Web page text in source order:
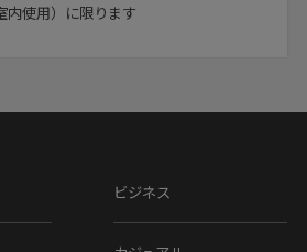
内使用）に限ります
ビジネス